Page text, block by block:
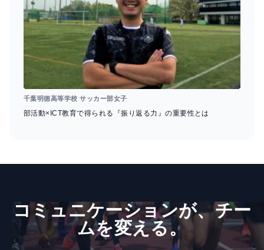
千葉明徳高等学校 サッカー部女子
部活動×ICT教育で得られる『振り返る力』の重要性とは
コミュニケーションが、​チー
ムを​変える。